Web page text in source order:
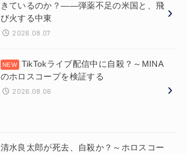
きているのか？——弾薬不足の米国と、飛
び火する中東
2026.08.07
TikTokライブ配信中に自殺？～MINA
のホロスコープを検証する
2026.08.06
清水良太郎が死去、自殺か？～ホロスコー